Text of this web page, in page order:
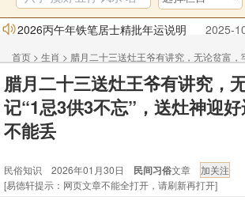
2026丙午年铁笔居士精批年运说明
2025-
易德轩首席风水大师铁笔居士简介！！
易德轩通告：本网站易德轩商标及LOGO注册
易德轩易学ai，ai批八字紫微命理相学，ai智能
体验！！
2025-07-01
2026年化太岁锦囊属马、鼠、牛、龙、兔、狗
首页 > 生肖 > 腊月二十三送灶王爷有讲究，无论贫富，
忌3供3不忘”，送灶神迎好运，传统习俗不能丢 - 民俗知
腊月二十三送灶王爷有讲究，
记“1忌3供3不忘”，送灶神迎
不能丢
民俗知识 2026年01月30日 民间习俗文章
[易德轩提示：网页文章不能全打开，请刷新再打开]